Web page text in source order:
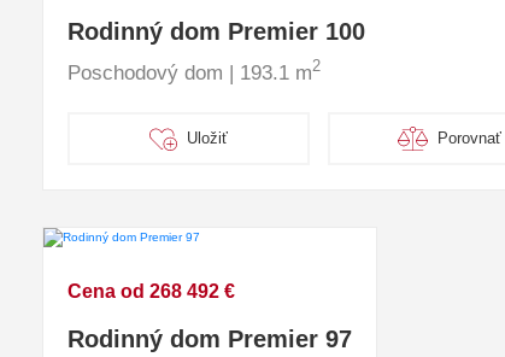
Rodinný dom Premier 100
Poschodový dom | 193.1 m2
Uložiť Porovnať
Cena od 268 492 €
Rodinný dom Premier 97